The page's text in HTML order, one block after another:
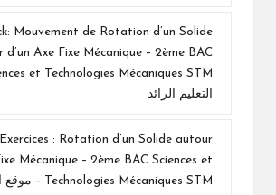
Mouvement de Rotation d’un Solide
d’un Axe Fixe Mécanique – 2ème BAC
التعليم الرائد
Exercices : Rotation d’un Solide autour
Mécanique – 2ème BAC Sciences et
Technologies Mécaniques STM – موقع التعليم الرائد